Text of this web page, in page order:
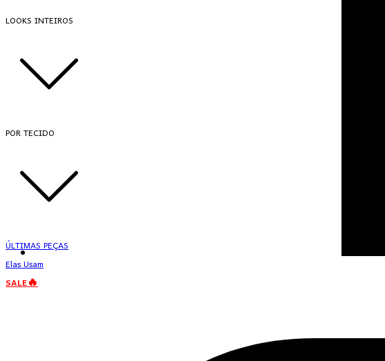
LOOKS INTEIROS
POR TECIDO
ÚLTIMAS PEÇAS
Elas Usam
SALE🔥